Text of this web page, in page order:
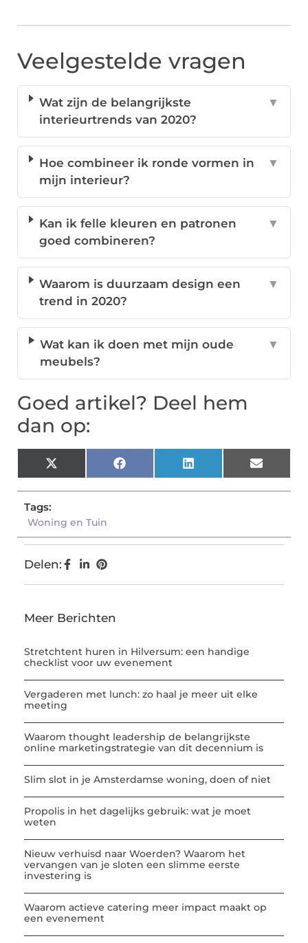
Veelgestelde vragen
Wat zijn de belangrijkste
interieurtrends van 2020?
▼
Hoe combineer ik ronde vormen in
mijn interieur?
▼
Kan ik felle kleuren en patronen
goed combineren?
▼
Waarom is duurzaam design een
trend in 2020?
▼
Wat kan ik doen met mijn oude
meubels?
▼
Goed artikel? Deel hem
dan op:
X
(Twitter)
Facebook LinkedIn Email
Tags:
Woning en Tuin
Delen:
Meer Berichten
Stretchtent huren in Hilversum: een handige
checklist voor uw evenement
Vergaderen met lunch: zo haal je meer uit elke
meeting
Waarom thought leadership de belangrijkste
online marketingstrategie van dit decennium is
Slim slot in je Amsterdamse woning, doen of niet
Propolis in het dagelijks gebruik: wat je moet
weten
Nieuw verhuisd naar Woerden? Waarom het
vervangen van je sloten een slimme eerste
investering is
Waarom actieve catering meer impact maakt op
een evenement